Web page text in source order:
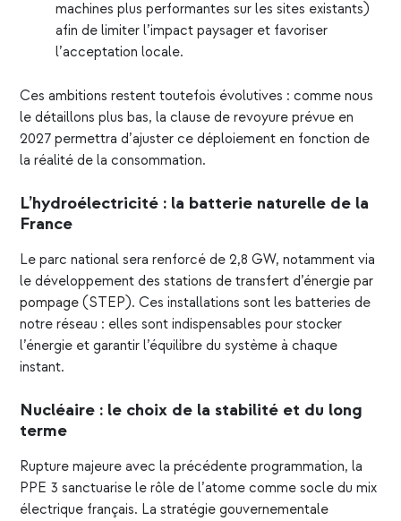
machines plus performantes sur les sites existants)
afin de limiter l’impact paysager et favoriser
l’acceptation locale.
Ces ambitions restent toutefois évolutives : comme nous
le détaillons plus bas, la clause de revoyure prévue en
2027 permettra d’ajuster ce déploiement en fonction de
la réalité de la consommation.
L’hydroélectricité : la batterie naturelle de la
France
Le parc national sera renforcé de 2,8 GW, notamment via
le développement desstations de transfert d’énergie par
pompage (STEP). Ces installations sont les batteries de
notre réseau : elles sont indispensables pour stocker
l’énergie et garantir l’équilibre du système à chaque
instant.
Nucléaire : le choix de la stabilité et du long
terme
Rupture majeure avec la précédente programmation, la
PPE 3 sanctuarise le rôle de l’atome comme socle du mix
électrique français. Lastratégie gouvernementale